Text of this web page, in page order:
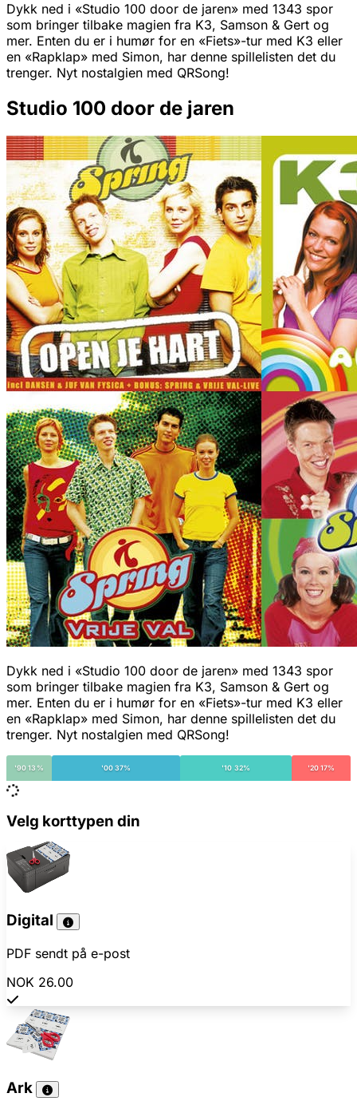
Dykk ned i «Studio 100 door de jaren» med 1343 spor
som bringer tilbake magien fra K3, Samson & Gert og
mer. Enten du er i humør for en «Fiets»-tur med K3 eller
en «Rapklap» med Simon, har denne spillelisten det du
trenger. Nyt nostalgien med QRSong!
Studio 100 door de jaren
Dykk ned i «Studio 100 door de jaren» med 1343 spor
som bringer tilbake magien fra K3, Samson & Gert og
mer. Enten du er i humør for en «Fiets»-tur med K3 eller
en «Rapklap» med Simon, har denne spillelisten det du
trenger. Nyt nostalgien med QRSong!
'90 13% '00 37% '10 32% '20 17%
Velg korttypen din
Digital
PDF sendt på e-post
NOK 26.00
Ark